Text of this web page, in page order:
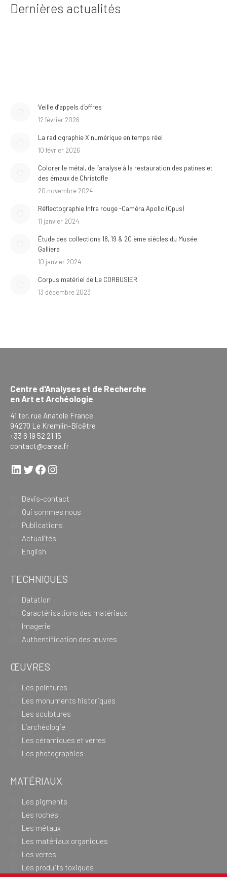
Dernières actualités
Veille d’appels d’offres
12 février 2026
La radiographie X numérique en temps réel
10 février 2026
Colorer le métal, de l’analyse à la restauration des patines et
des émaux de Christofle
20 novembre 2024
Réflectographie Infra rouge -Caméra Apollo (Opus)
11 janvier 2024
Étude des collections 18, 19 & 20 ème siècles du Musée
Galliera
10 janvier 2024
Corpus matériel de Le CORBUSIER
13 décembre 2023
Centre d'Analyses et de Recherche
en Art et Archéologie
41 ter, rue Anatole France
94270 Le Kremlin-Bicêtre
+33 6 19 52 21 15
contact@caraa.fr
LinkedIn
Twitter
Facebook
Instagram
Devis-contact
Qui sommes nous
Publications
Actualités
English
TECHNIQUES
Datation
Caractérisations des matériaux
Imagerie
Authentification des œuvres
ŒUVRES
Les peintures
Les monuments historiques
Les sculptures
L’archéologie
Les céramiques et verres
Les photographies
MATÉRIAUX
Les pigments
Les roches
Les métaux
Les matériaux organiques
Les verres
Les produits toxiques